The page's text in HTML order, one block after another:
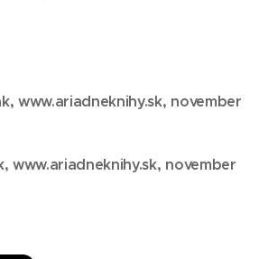
www.ariadneknihy.sk, november
www.ariadneknihy.sk, november